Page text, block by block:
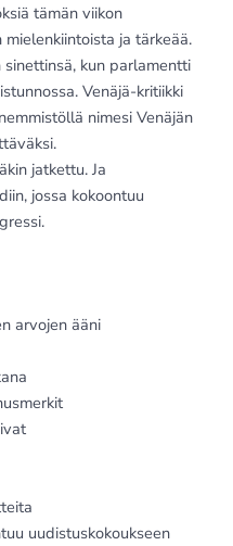
tämän viikon
ja tärkeää.
kun parlamentti
Venäjä-kritiikki
nimesi Venäjän
jatkettu. Ja
jossa kokoontuu
arvojen ääni
uudistuskokoukseen